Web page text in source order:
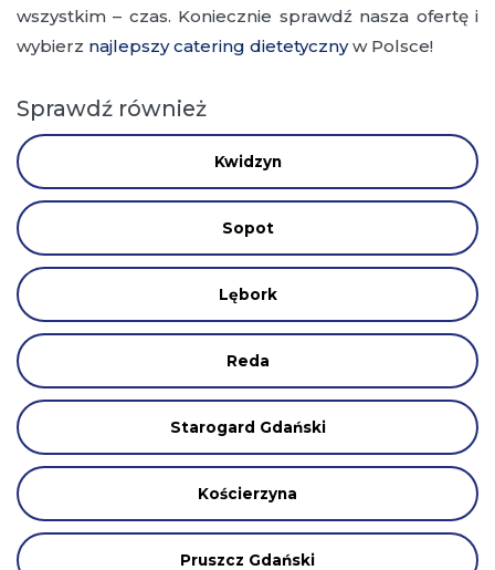
wszystkim – czas. Koniecznie sprawdź nasza ofertę i
wybierz najlepszy catering dietetycznyw Polsce!
Sprawdź również
Kwidzyn
Sopot
Lębork
Reda
Starogard Gdański
Kościerzyna
Pruszcz Gdański